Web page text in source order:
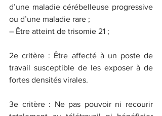
d’une maladie cérébelleuse progressive
ou d’une maladie rare ;
– Être atteint de trisomie 21 ;
2e critère : Être affecté à un poste de
travail susceptible de les exposer à de
fortes densités virales.
3e critère : Ne pas pouvoir ni recourir